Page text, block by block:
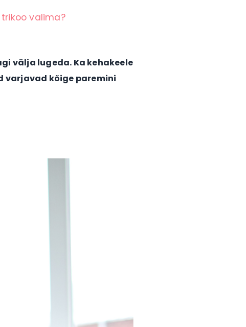
valima?
välja lugeda. Ka kehakeele
varjavad kõige paremini